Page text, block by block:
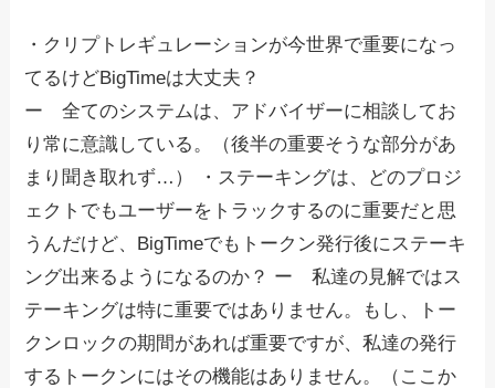
・クリプトレギュレーションが今世界で重要になっ
てるけどBigTimeは大丈夫？
ー 全てのシステムは、アドバイザーに相談してお
り常に意識している。（後半の重要そうな部分があ
まり聞き取れず…） ・ステーキングは、どのプロジ
ェクトでもユーザーをトラックするのに重要だと思
うんだけど、BigTimeでもトークン発行後にステーキ
ング出来るようになるのか？ ー 私達の見解ではス
テーキングは特に重要ではありません。もし、トー
クンロックの期間があれば重要ですが、私達の発行
するトークンにはその機能はありません。（ここか